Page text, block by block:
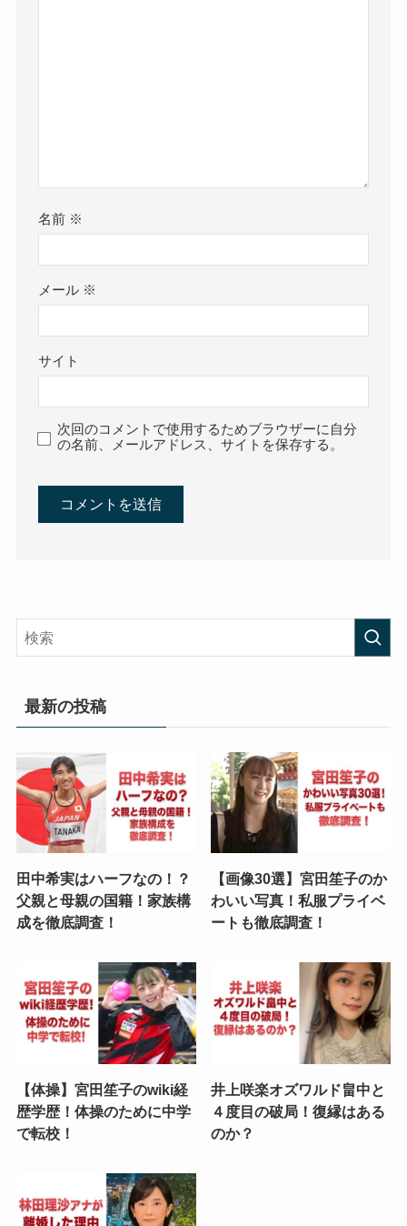
名前 ※
メール ※
サイト
次回のコメントで使用するためブラウザーに自分
の名前、メールアドレス、サイトを保存する。
最新の投稿
田中希実はハーフなの！？
父親と母親の国籍！家族構
成を徹底調査！
【画像30選】宮田笙子のか
わいい写真！私服プライベ
ートも徹底調査！
【体操】宮田笙子のwiki経
歴学歴！体操のために中学
で転校！
井上咲楽オズワルド畠中と
４度目の破局！復縁はある
のか？